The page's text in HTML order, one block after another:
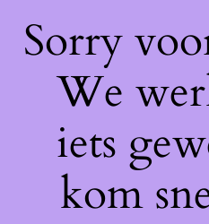
Sorry
We
iets
kom